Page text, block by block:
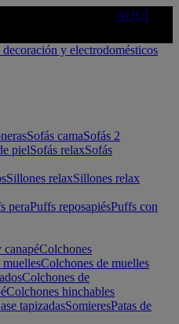
AQUÍ
Sofás camaSofás 2
pielSofás relaxSofás
Sillones relaxSillones relax
peraPuffs reposapiésPuffs con
canapéColchones
muellesColchones de muelles
Colchones de
Colchones hinchables
tapizadasSomieresPatas de